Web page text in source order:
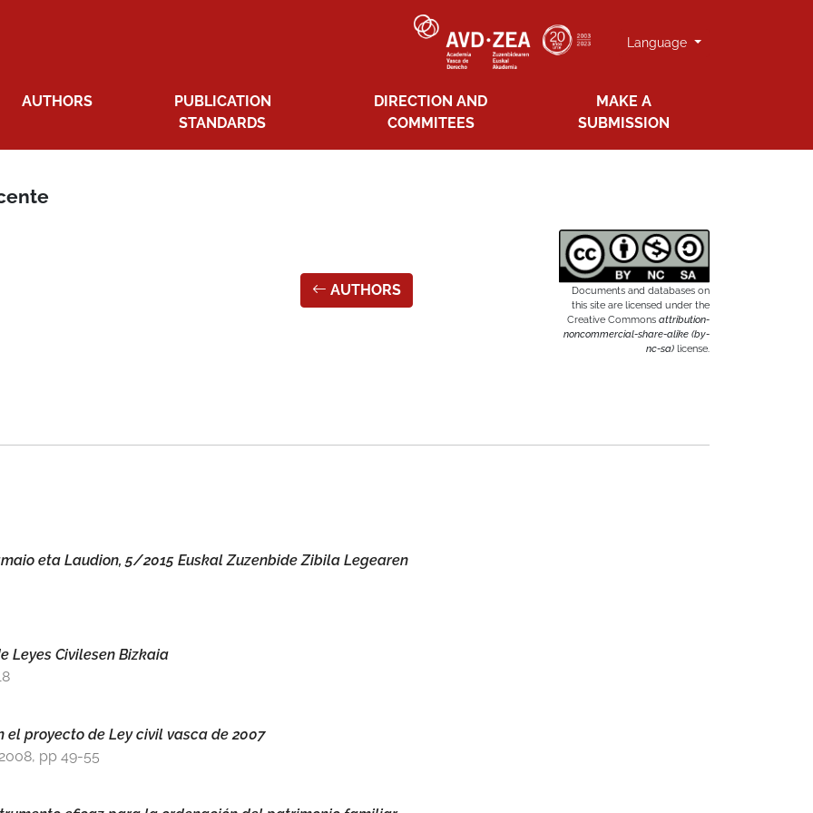
Language
AUTHORS
PUBLICATION
STANDARDS
DIRECTION AND
COMMITEES
MAKE A
SUBMISSION
AUTHORS
Documents and databases on
this site are licensed under the
Creative Commons attribution-
noncommercial-share-alike (by-
nc-sa) license.
eta Laudion, 5/2015 Euskal Zuzenbide Zibila Legearen
Leyes Civilesen Bizkaia
el proyecto de Ley civil vasca de 2007
pp 49-55